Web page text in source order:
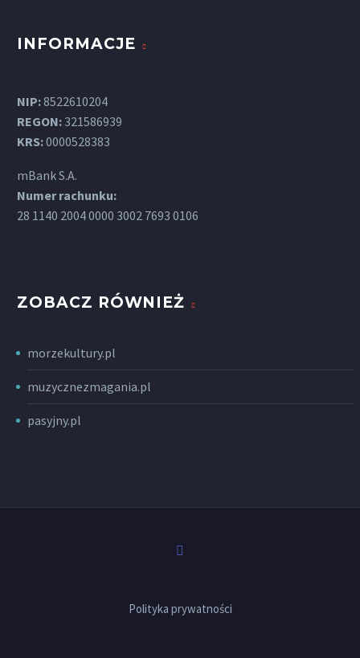
INFORMACJE
NIP:8522610204
REGON: 321586939
KRS:0000528383
mBank S.A.
Numer rachunku:
28 1140 2004 0000 3002 7693 0106
ZOBACZ RÓWNIEŻ
morzekultury.pl
muzycznezmagania.pl
pasyjny.pl
Polityka prywatności